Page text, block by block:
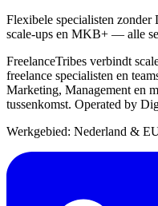
Flexibele specialisten
scale-ups en MKB+ — alle
FreelanceTribes verbindt
freelance specialisten en
Marketing, Management en
tussenkomst. Operated by
Werkgebied: Nederland &